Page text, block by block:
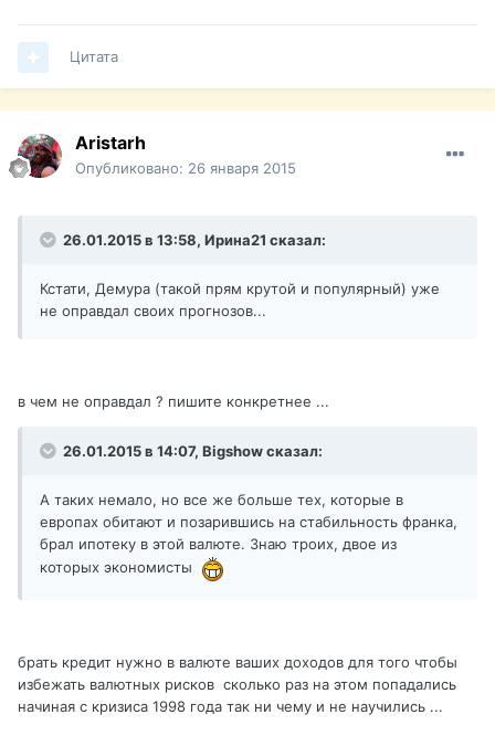
Цитата
Aristarh
Опубликовано: 26 января 2015
26.01.2015 в 13:58, Ирина21 сказал:
Кстати, Демура (такой прям крутой и популярный) уже
не оправдал своих прогнозов...
в чем не оправдал ? пишите конкретнее ...
26.01.2015 в 14:07, Bigshow сказал:
А таких немало, но все же больше тех, которые в
европах обитают и позарившись на стабильность франка,
брал ипотеку в этой валюте. Знаю троих, двое из
которых экономисты
брать кредит нужно в валюте ваших доходов для того чтобы
избежать валютных рисков сколько раз на этом попадались
начиная с кризиса 1998 года так ни чему и не научились ...